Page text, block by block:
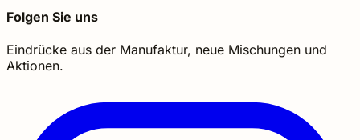
Folgen Sie uns
Eindrücke aus der Manufaktur, neue Mischungen und
Aktionen.